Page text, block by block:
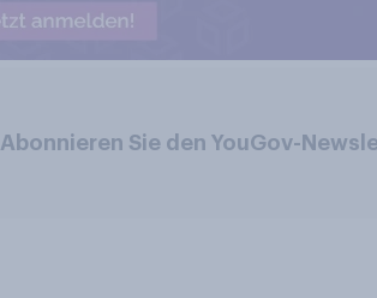
Abonnieren Sie den YouGov-